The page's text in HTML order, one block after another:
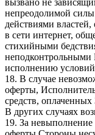
вызвано не
непреодолимой
действиями властей,
в сети интернет,
стихийными
неподконтрольными
исполнению
18. В случае
оферты,
средств,
В других случаях
19. За невыполнение